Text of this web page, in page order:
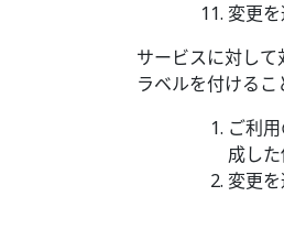
変更を
サービスに対し
ラベルを付けるこ
ご利
成した
変更を